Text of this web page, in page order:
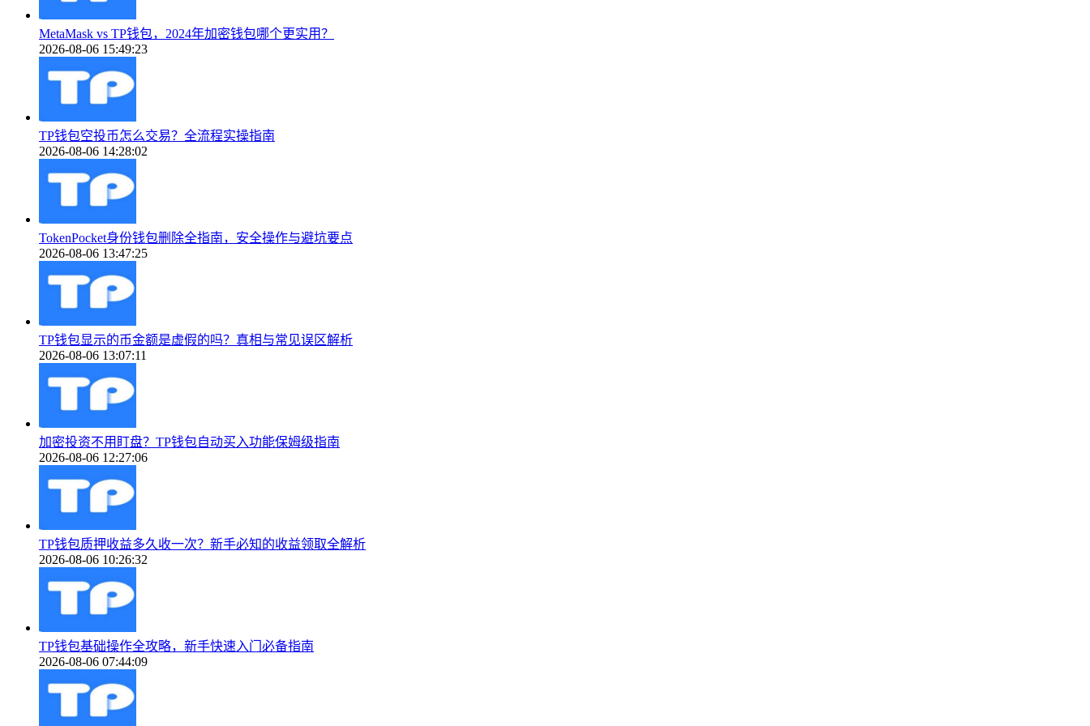
MetaMask vs TP钱包，2024年加密钱包哪个更实用？
2026-08-06 15:49:23
TP钱包空投币怎么交易？全流程实操指南
2026-08-06 14:28:02
TokenPocket身份钱包删除全指南，安全操作与避坑要点
2026-08-06 13:47:25
TP钱包显示的币金额是虚假的吗？真相与常见误区解析
2026-08-06 13:07:11
加密投资不用盯盘？TP钱包自动买入功能保姆级指南
2026-08-06 12:27:06
TP钱包质押收益多久收一次？新手必知的收益领取全解析
2026-08-06 10:26:32
TP钱包基础操作全攻略，新手快速入门必备指南
2026-08-06 07:44:09